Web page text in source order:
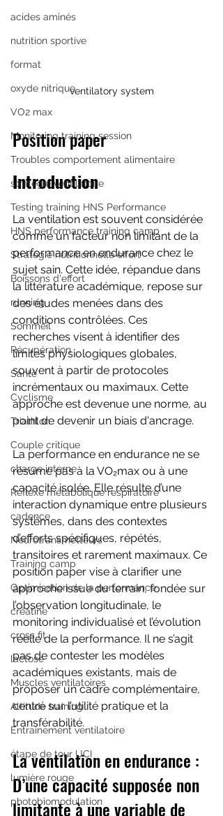
acides aminés
nutrition sportive
format
oxyde nitrique
VO2 max
Monitoring training session
Troubles comportement alimentaire
stratégie ventilatoire
Testing training HNS Performance
HNS performance training camp
Stratégie nutritionnelle effort
Boissons d'effort
running
Sommeil
Récupération
Santé
Cyclisme
Triathlon
Couple critique
charge interne
Réflexe métabolique respiratoire
cadence
Neurotransmetteurs
Training camp
Optimisation de la performance
créatine
cross fit
lactose
Muscles ventilatoires
Altitude training
Entrainement ventilatoire
étape de tour UCI
lumière rouge
photobiomodulation
ventilatory system
Position paper
Introduction
La ventilation est souvent considérée
comme un facteur non limitant de la
performance en endurance chez le
sujet sain. Cette idée, répandue dans
la littérature académique, repose sur
des études menées dans des
conditions contrôlées. Ces
recherches visent à identifier des
limites physiologiques globales,
souvent à partir de protocoles
incrémentaux ou maximaux. Cette
approche est devenue une norme, au
point de devenir un biais d'ancrage.
La performance en endurance ne se
résume pas à la VO₂max ou à une
capacité isolée. Elle résulte d’une
interaction dynamique entre plusieurs
systèmes, dans des contextes
d’efforts spécifiques, répétés,
transitoires et rarement maximaux. Ce
position paper vise à clarifier une
approche issue du terrain, fondée sur
l’observation longitudinale, le
monitoring individualisé et l’évolution
réelle de la performance. Il ne s’agit
pas de contester les modèles
académiques existants, mais de
proposer un cadre complémentaire,
centré sur l’utilité pratique et la
transférabilité.
La ventilation en endurance :
D’une capacité supposée non
limitante à une variable de